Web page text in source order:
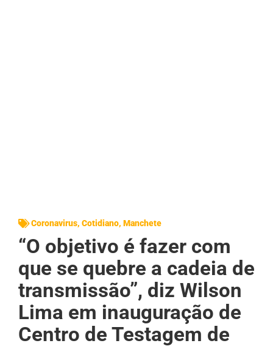
Coronavirus, Cotidiano, Manchete
“O objetivo é fazer com
que se quebre a cadeia de
transmissão”, diz Wilson
Lima em inauguração de
Centro de Testagem de